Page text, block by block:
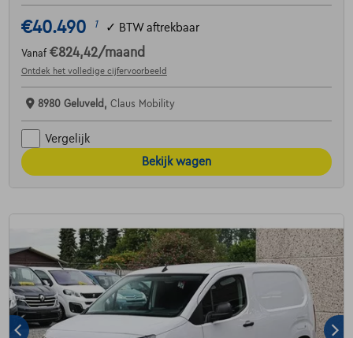
€40.490 1 ✓ BTW aftrekbaar
Vanaf €824,42/maand
Ontdek het volledige cijfervoorbeeld
8980 Geluveld, Claus Mobility
Vergelijk
Bekijk wagen